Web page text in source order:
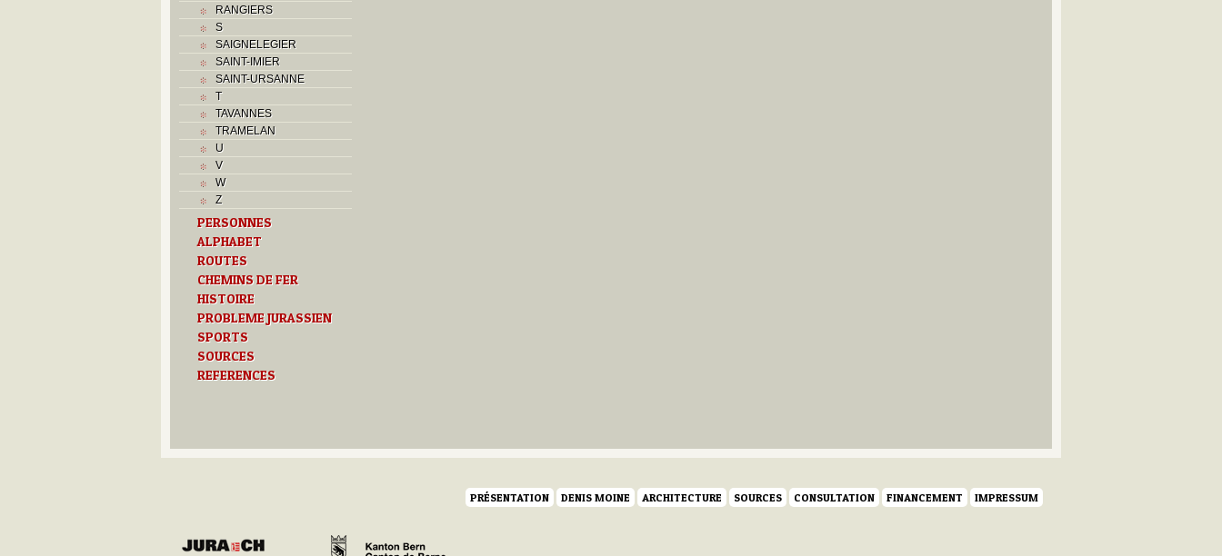
RANGIERS
S
SAIGNELEGIER
SAINT-IMIER
SAINT-URSANNE
T
TAVANNES
TRAMELAN
U
V
W
Z
PERSONNES
ALPHABET
ROUTES
CHEMINS DE FER
HISTOIRE
PROBLEME JURASSIEN
SPORTS
SOURCES
REFERENCES
PRÉSENTATION DENIS MOINE ARCHITECTURE SOURCES CONSULTATION FINANCEMENT IMPRESSUM